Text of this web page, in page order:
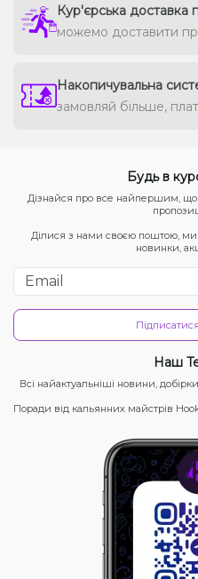
Кур'єрська доставка
можемо доставити
Накопичувальна
замовляй більше,
Будь в
Дізнайся про все найпершим,
Ділися з нами своєю поштою, ми
новинки,
Наш
Всі найактуальніші новини,
Поради від кальянних майстрів